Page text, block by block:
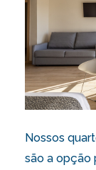
Nossos
são a opção